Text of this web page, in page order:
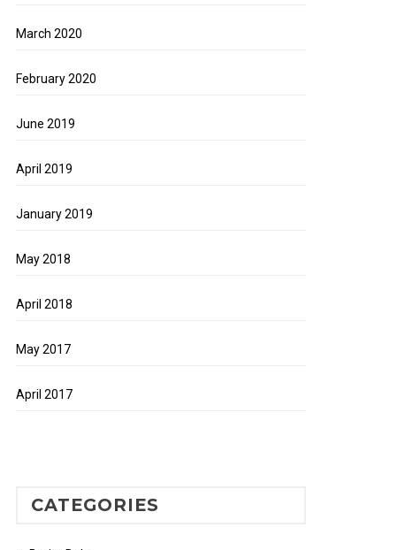
March 2020
February 2020
June 2019
April 2019
January 2019
May 2018
April 2018
May 2017
April 2017
CATEGORIES